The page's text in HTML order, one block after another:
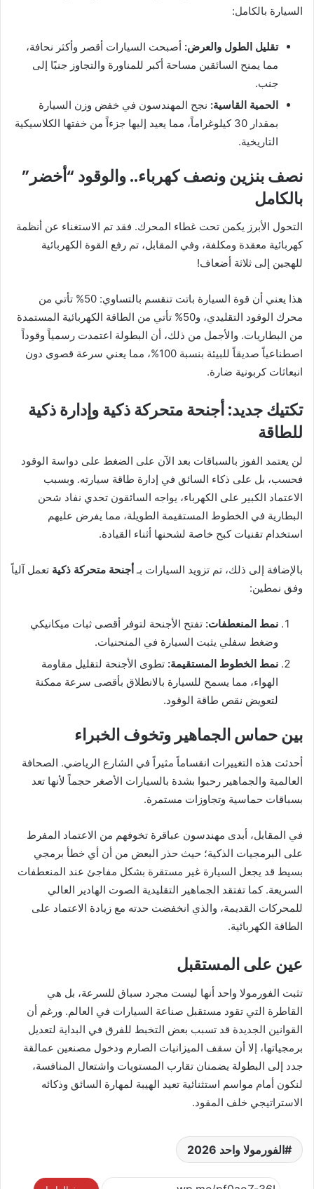
السيارة بالكامل:
تقليل الطول والعرض: أصبحت السيارات أقصر وأكثر نحافة،
مما يمنح السائقين مساحة أكبر للمناورة والتجاوز جنبًا إلى
جنب.
الحمية القاسية: نجح المهندسون في خفض وزن السيارة
بمقدار 30 كيلوغراماً، مما يعيد إليها جزءاً من خفتها الكلاسيكية
التاريخية.
نصف بنزين ونصف كهرباء.. والوقود “أخضر”
بالكامل
التحول الأبرز يكمن تحت غطاء المحرك. فقد تم الاستغناء عن أنظمة
كهربائية معقدة ومكلفة، وفي المقابل، تم رفع القوة الكهربائية
للهجين إلى ثلاثة أضعاف!
هذا يعني أن قوة السيارة باتت تنقسم بالتساوي: 50% تأتي من
محرك الوقود التقليدي، و50% تأتي من الطاقة الكهربائية المستمدة
من البطاريات. والأجمل من ذلك، أن البطولة اعتمدت رسمياً وقوداً
اصطناعياً صديقاً للبيئة بنسبة 100%، مما يعني سرعة قصوى دون
انبعاثات كربونية ضارة.
تكتيك جديد: أجنحة متحركة ذكية وإدارة ذكية
للطاقة
لن يعتمد الفوز بالسباقات بعد الآن على الضغط على دواسة الوقود
فحسب، بل على ذكاء السائق في إدارة طاقة سيارته. وبسبب
الاعتماد الكبير على الكهرباء، يواجه السائقون تحدي نفاد شحن
البطارية في الخطوط المستقيمة الطويلة، مما يفرض عليهم
استخدام تقنيات كبح خاصة لشحنها أثناء القيادة.
بالإضافة إلى ذلك، تم تزويد السيارات بـ أجنحة متحركة ذكية تعمل آلياً
وفق نمطين:
نمط المنعطفات: تفتح الأجنحة لتوفر أقصى ثبات ميكانيكي
وضغط سفلي يثبت السيارة في المنحنيات.
نمط الخطوط المستقيمة: تطوى الأجنحة لتقليل مقاومة
الهواء، مما يسمح للسيارة بالانطلاق بأقصى سرعة ممكنة
لتعويض نقص طاقة الوقود.
بين حماس الجماهير وتخوف الخبراء
أحدثت هذه التغييرات انقساماً مثيراً في الشارع الرياضي. الصحافة
العالمية والجماهير رحبوا بشدة بالسيارات الأصغر حجماً لأنها تعد
بسباقات حماسية وتجاوزات مستمرة.
في المقابل، أبدى مهندسون عباقرة تخوفهم من الاعتماد المفرط
على البرمجيات الذكية؛ حيث حذر البعض من أن أي خطأ برمجي
بسيط قد يجعل السيارة غير مستقرة بشكل مفاجئ عند المنعطفات
السريعة. كما تفتقد الجماهير التقليدية الصوت الهادير العالي
للمحركات القديمة، والذي انخفضت حدته مع زيادة الاعتماد على
الطاقة الكهربائية.
عين على المستقبل
تثبت الفورمولا واحد أنها ليست مجرد سباق للسرعة، بل هي
القاطرة التي تقود مستقبل صناعة السيارات في العالم. ورغم أن
القوانين الجديدة قد تسبب بعض التخبط للفرق في البداية لتعديل
برمجياتها، إلا أن سقف الميزانيات الصارم ودخول مصنعين عمالقة
جدد إلى البطولة يضمنان تقارب المستويات واشتعال المنافسة،
لنكون أمام مواسم استثنائية تعيد الهيبة لمهارة السائق وذكائه
الاستراتيجي خلف المقود.
الفورمولا واحد 2026